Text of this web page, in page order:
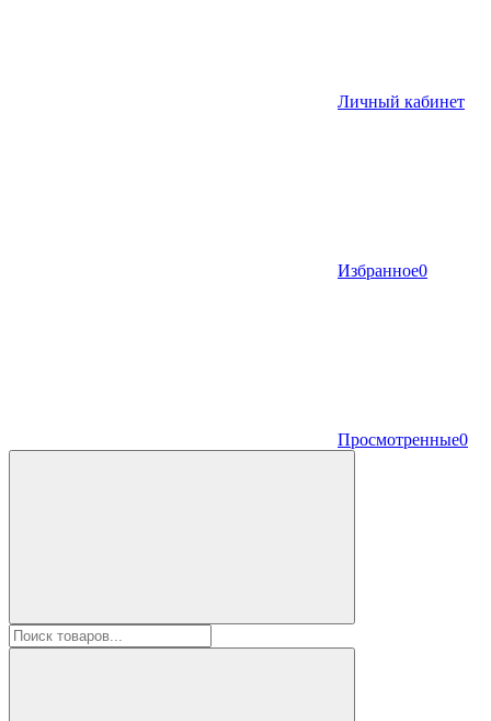
Личный кабинет
Избранное0
Просмотренные0